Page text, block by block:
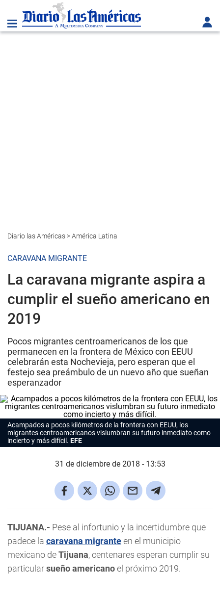
Diario las Américas>América Latina
CARAVANA MIGRANTE
La caravana migrante aspira a
cumplir el sueño americano en
2019
Pocos migrantes centroamericanos de los que
permanecen en la frontera de México con EEUU
celebrarán esta Nochevieja, pero esperan que el
festejo sea preámbulo de un nuevo año que sueñan
esperanzador
Acampados a pocos kilómetros de la frontera con EEUU, los
migrantes centroamericanos vislumbran su futuro inmediato como
incierto y más difícil. EFE
31 de diciembre de 2018 - 13:53
TIJUANA.- Pese al infortunio y la incertidumbre que
padece la caravana migranteen el municipio
mexicano deTijuana, centenares esperan cumplir su
particularsueño americanoel próximo 2019.